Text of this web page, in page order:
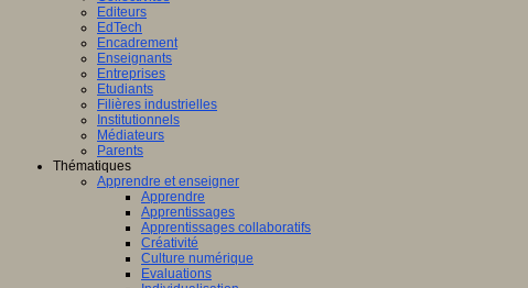
Editeurs
EdTech
Encadrement
Enseignants
Entreprises
Etudiants
Filières industrielles
Institutionnels
Médiateurs
Parents
Thématiques
Apprendre et enseigner
Apprendre
Apprentissages
Apprentissages collaboratifs
Créativité
Culture numérique
Evaluations